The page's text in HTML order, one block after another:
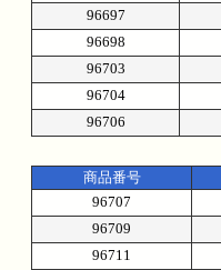
96697
96698
96703
96704
96706
商品番号
96707
96709
96711